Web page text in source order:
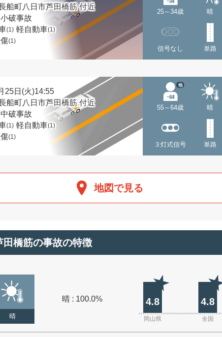
船町八日市芦田橋筋 付近
破事故
(1) 軽自動車(1)
(1)
25～34歳 晴
信号なし 単路
25日(火)14:55
船町八日市芦田橋筋 付近
破事故
(1) 軽自動車(1)
(1)
55～64歳
他
晴
３灯式信号 単路
地図で見る
田橋筋の事故の特徴
晴
晴 : 100.0% 4.8 4.8
岡山県 全国